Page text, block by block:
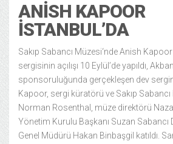
ANISH KAPOOR
İSTANBUL’DA
Sakıp Sabancı Müzesi‘nde Anish
sergisinin açılışı 10 Eylül’de yapıldı,
sponsoruluğunda gerçekleşen dev
Kapoor, sergi küratörü ve Sakıp Sabancı
Norman Rosenthal, müze direktörü
Yönetim Kurulu Başkanı Suzan Sabancı
Genel Müdürü Hakan Binbaşgil katıldı.